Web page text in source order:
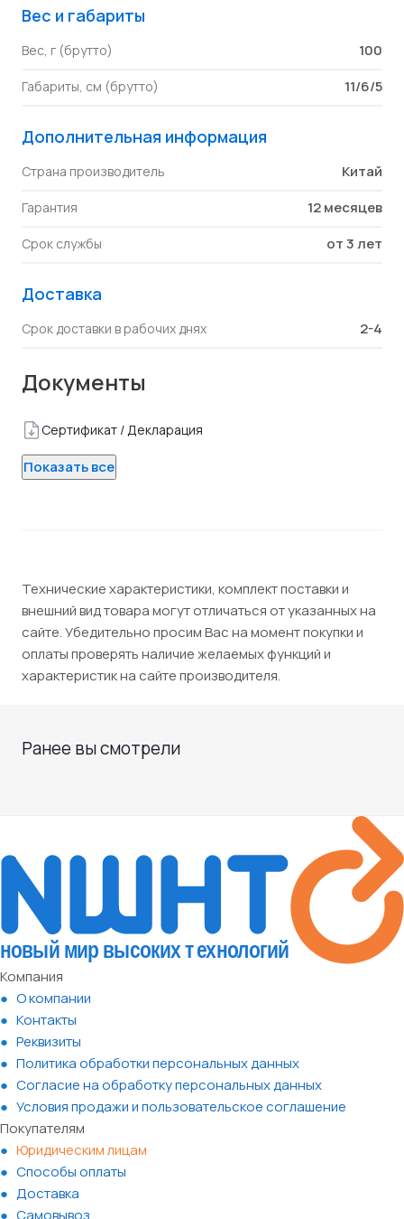
Вес и габариты
Вес, г (брутто) 100
Габариты, см (брутто) 11/6/5
Дополнительная информация
Страна производитель Китай
Гарантия 12 месяцев
Срок службы от 3 лет
Доставка
Срок доставки в рабочих днях 2-4
Документы
Сертификат / Декларация
Показать все
Технические характеристики, комплект поставки и
внешний вид товара могут отличаться от указанных на
сайте. Убедительно просим Вас на момент покупки и
оплаты проверять наличие желаемых функций и
характеристик на сайте производителя.
Ранее вы смотрели
Компания
О компании
Контакты
Реквизиты
Политика обработки персональных данных
Согласие на обработку персональных данных
Условия продажи и пользовательское соглашение
Покупателям
Юридическим лицам
Способы оплаты
Доставка
Самовывоз